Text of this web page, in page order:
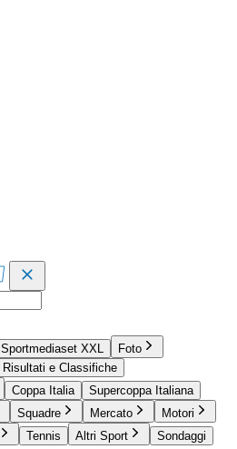
Sportmediaset XXL
Foto
Risultati e Classifiche
Coppa Italia
Supercoppa Italiana
Squadre Mercato
Motori
Tennis Altri Sport
Sondaggi